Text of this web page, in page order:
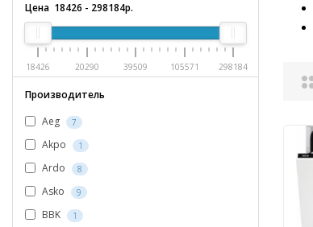
Цена 18426 - 298184р.
18426 20290 39509 105571 298184
Производитель
Aeg
7
Akpo 1
Ardo 8
Asko 9
BBK 1